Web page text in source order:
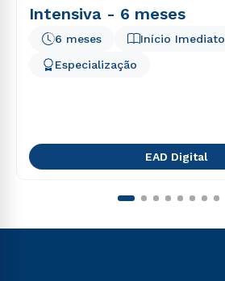
Intensiva - 6 meses
Início Imediato
6 meses
Especialização
EAD Digital